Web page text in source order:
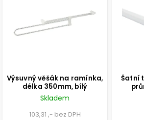
Výsuvný věšák na ramínka,
délka 350mm, bílý
Skladem
103,31 ,- bez DPH
Šatní